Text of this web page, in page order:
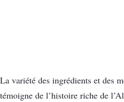
La variété des ingrédients et des
témoigne de l’histoire riche de